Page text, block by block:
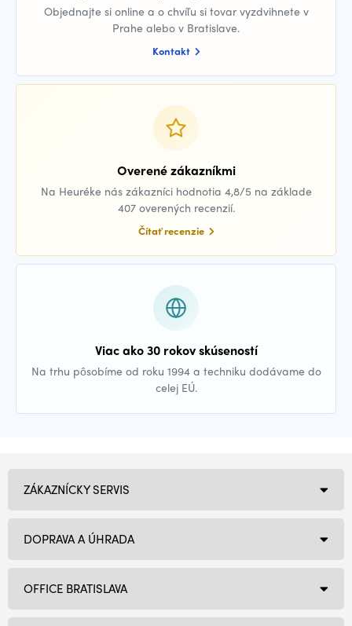
Objednajte si online a o chvíľu si tovar vyzdvihnete v
Prahe alebo v Bratislave.
Kontakt
Overené zákazníkmi
Na Heuréke nás zákazníci hodnotia 4,8/5 na základe
407 overených recenzií.
Čítať recenzie
Viac ako 30 rokov skúseností
Na trhu pôsobíme od roku 1994 a techniku dodávame do
celej EÚ.
OFFICE BRATISLAVA
ZÁKAZNÍCKY SERVIS
DOPRAVA A ÚHRADA